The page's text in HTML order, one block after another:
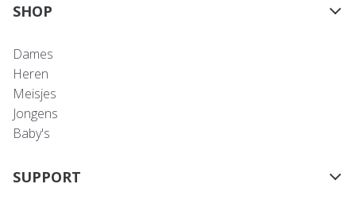
SHOP
Dames
Heren
Meisjes
Jongens
Baby's
SUPPORT